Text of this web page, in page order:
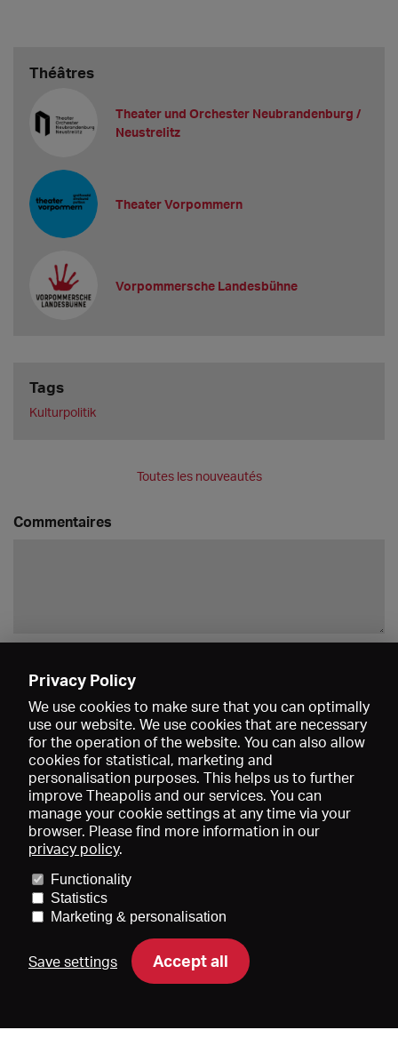
Théâtres
Theater und Orchester Neubrandenburg /
Neustrelitz
Theater Vorpommern
Vorpommersche Landesbühne
Tags
Kulturpolitik
Toutes les nouveautés
Commentaires
Données médiatiques
Conditions générales de vente
Contact
Aide Newsletter
Privacy Policy
We use cookies to make sure that you can optimally
use our website. We use cookies that are necessary
for the operation of the website. You can also allow
cookies for statistical, marketing and
personalisation purposes. This helps us to further
improve Theapolis and our services. You can
manage your cookie settings at any time via your
browser. Please find more information in our
privacy policy.
Functionality
Statistics
Marketing & personalisation
Save settings Accept all